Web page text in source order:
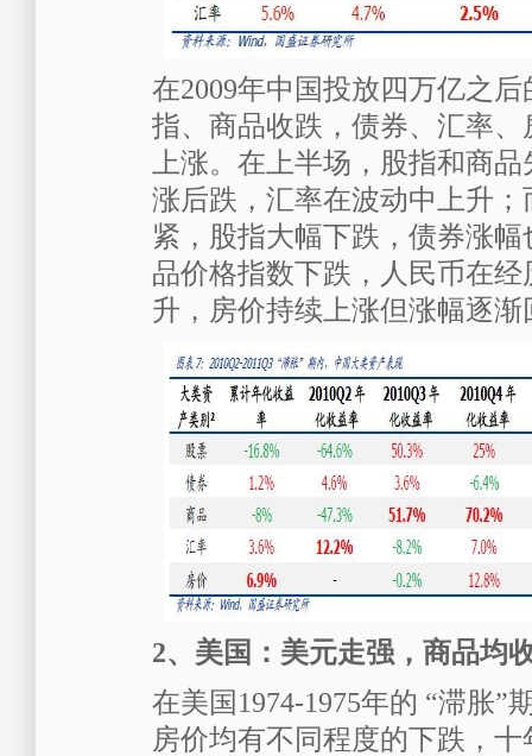
在2009年中国投放四万亿之
指、商品收跌，债券、汇率
上涨。在上半场，股指和商
涨后跌，汇率在波动中上升
紧，股指大幅下跌，债券涨
品价格指数下跌，人民币在
升，房价持续上涨但涨幅逐渐
2、美国：美元走强，商品均
在美国1974-1975年的 “滞胀”
房价均有不同程度的下跌，